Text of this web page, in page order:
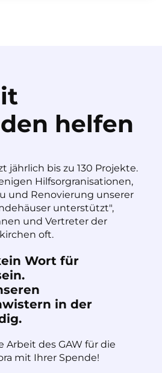
helfen
jährlich bis zu 130 Projekte.
Hilfsorgranisationen,
und Renovierung unserer
unterstützt",
und Vertreter der
oft.
Wort für
in der
Arbeit des GAW für die
mit Ihrer Spende!